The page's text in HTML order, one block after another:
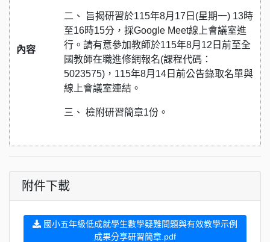
內容
二、 旨揭研習於115年8月17日(星期一) 13時
至16時15分，採Google Meet線上會議室進
行。請有意參加教師於115年8月12日前至全
國教師在職進修網報名(課程代碼：
5023575)，115年8月14日前公告錄取名單與
線上會議室連結。
三、 檢附研習簡章1份。
附件下載
國小五年級低成就學生數學疑難問題與有效教學示例
成果分享研習簡章.pdf